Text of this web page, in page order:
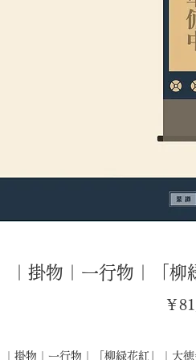
｜掛物｜一行物｜「柳
￥
｜掛物｜一行物｜「柳緑花紅」｜大